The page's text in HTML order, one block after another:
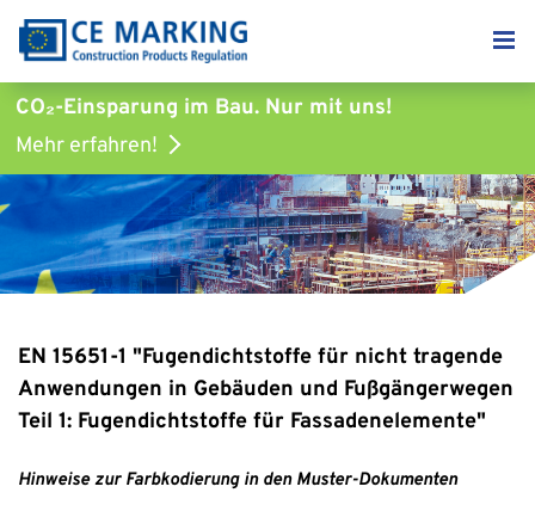
CO₂-Einsparung im Bau. Nur mit uns!
Mehr erfahren!
EN 15651-1 "Fugendichtstoffe für nicht tragende
Anwendungen in Gebäuden und Fußgängerwegen
Teil 1: Fugendichtstoffe für Fassadenelemente"
Hinweise zur Farbkodierung in den Muster-Dokumenten